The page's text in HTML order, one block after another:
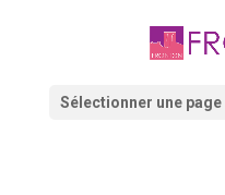
Sélectionner une page